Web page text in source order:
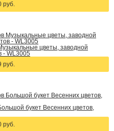
руб.
цветы, заводной
- WL3005
руб.
букет Весенних цветов,
руб.